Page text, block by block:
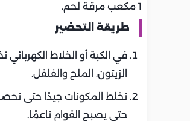
1 مكعب مرقة لحم.
طريقة التحضير
في الكبة أو الخلاط الكهربائي
الزيتون، الملح والفلفل.
نخلط المكونات جيدًا حتى
حتى يصبح القوام ناعمًا.